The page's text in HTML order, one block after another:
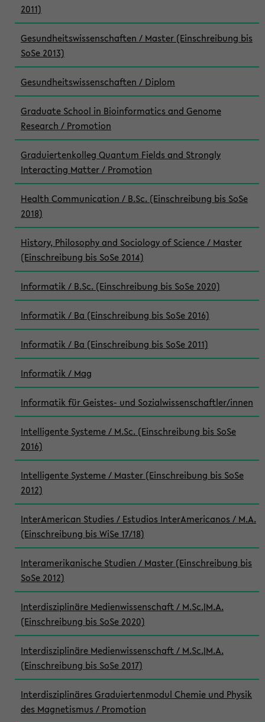
2011)
Gesundheitswissenschaften / Master (Einschreibung bis
SoSe 2013)
Gesundheitswissenschaften / Diplom
Graduate School in Bioinformatics and Genome
Research / Promotion
Graduiertenkolleg Quantum Fields and Strongly
Interacting Matter / Promotion
Health Communication / B.Sc. (Einschreibung bis SoSe
2018)
History, Philosophy and Sociology of Science / Master
(Einschreibung bis SoSe 2014)
Informatik / B.Sc. (Einschreibung bis SoSe 2020)
Informatik / Ba (Einschreibung bis SoSe 2016)
Informatik / Ba (Einschreibung bis SoSe 2011)
Informatik / Mag
Informatik für Geistes- und Sozialwissenschaftler/innen
Intelligente Systeme / M.Sc. (Einschreibung bis SoSe
2016)
Intelligente Systeme / Master (Einschreibung bis SoSe
2012)
InterAmerican Studies / Estudios InterAmericanos / M.A.
(Einschreibung bis WiSe 17/18)
Interamerikanische Studien / Master (Einschreibung bis
SoSe 2012)
Interdisziplinäre Medienwissenschaft / M.Sc.|M.A.
(Einschreibung bis SoSe 2020)
Interdisziplinäre Medienwissenschaft / M.Sc.|M.A.
(Einschreibung bis SoSe 2017)
Interdisziplinäres Graduiertenmodul Chemie und Physik
des Magnetismus / Promotion